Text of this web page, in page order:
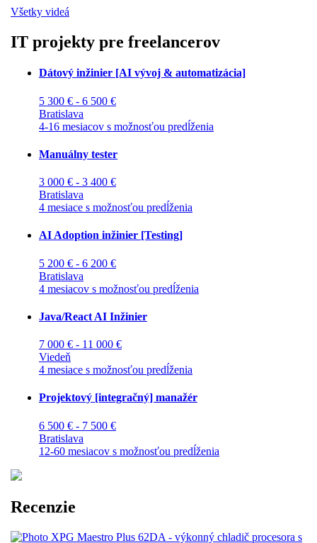
Všetky videá
IT projekty pre freelancerov
Dátový inžinier [AI vývoj & automatizácia]
5 300 € - 6 500 €
Bratislava
4-16 mesiacov s možnosťou predĺženia
Manuálny tester
3 000 € - 3 400 €
Bratislava
4 mesiace s možnosťou predĺženia
AI Adoption inžinier [Testing]
5 200 € - 6 200 €
Bratislava
4 mesiacov s možnosťou predĺženia
Java/React AI Inžinier
7 000 € - 11 000 €
Viedeň
4 mesiace s možnosťou predĺženia
Projektový [integračný] manažér
6 500 € - 7 500 €
Bratislava
12-60 mesiacov s možnosťou predĺženia
Recenzie